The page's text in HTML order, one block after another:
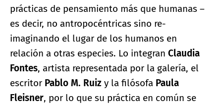
prácticas de pensamiento más que humanas –
es decir, no antropocéntricas sino re-
imaginando el lugar de los humanos en
relación a otras especies. Lo integran Claudia
Fontes, artista representada por la galería, el
escritor Pablo M. Ruiz y la filósofa Paula
Fleisner, por lo que su práctica en común se